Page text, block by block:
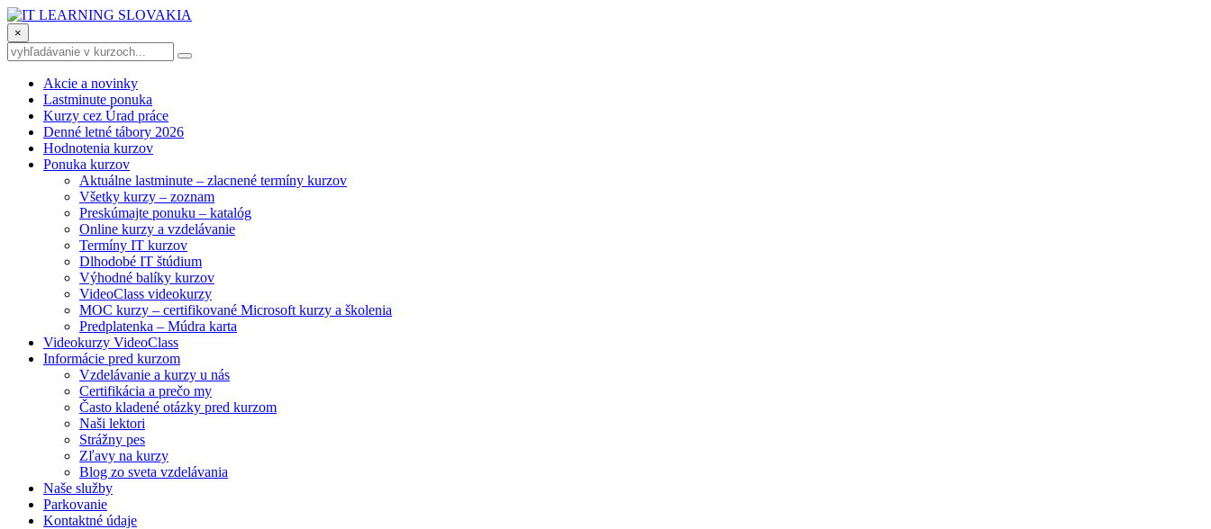
×
Akcie a novinky
Lastminute ponuka
Kurzy cez Úrad práce
Denné letné tábory 2026
Hodnotenia kurzov
Ponuka kurzov
Aktuálne lastminute – zlacnené termíny kurzov
Všetky kurzy – zoznam
Preskúmajte ponuku – katalóg
Online kurzy a vzdelávanie
Termíny IT kurzov
Dlhodobé IT štúdium
Výhodné balíky kurzov
VideoClass videokurzy
MOC kurzy – certifikované Microsoft kurzy a školenia
Predplatenka – Múdra karta
Videokurzy VideoClass
Informácie pred kurzom
Vzdelávanie a kurzy u nás
Certifikácia a prečo my
Často kladené otázky pred kurzom
Naši lektori
Strážny pes
Zľavy na kurzy
Blog zo sveta vzdelávania
Naše služby
Parkovanie
Kontaktné údaje